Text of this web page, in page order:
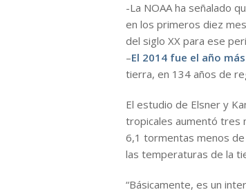
-La NOAA ha señalado
en los primeros diez
del siglo XX para ese
–El 2014 fue el año
tierra, en 134 años de
El estudio de Elsner y
tropicales aumentó tres
6,1 tormentas menos
las temperaturas de la
“Básicamente, es un